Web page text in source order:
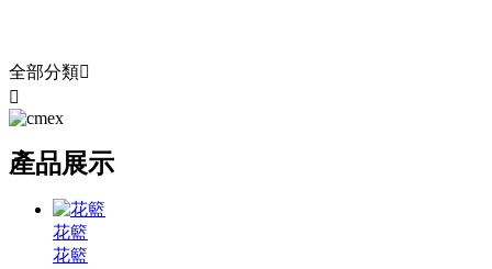
全部分類

產品展示
花籃
花籃